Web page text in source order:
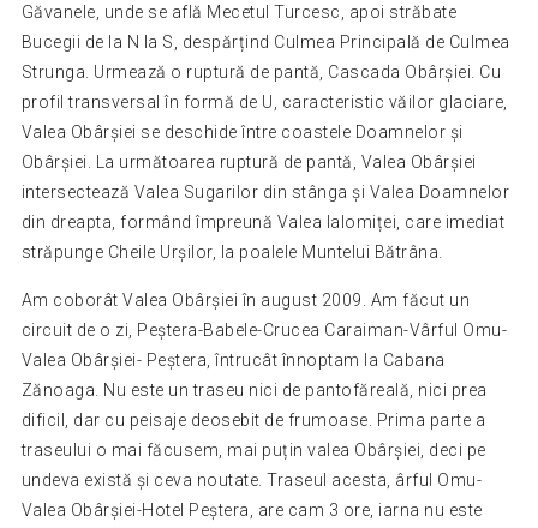
Găvanele, unde se află Mecetul Turcesc, apoi străbate
Bucegii de la N la S, despărțind Culmea Principală de Culmea
Strunga. Urmează o ruptură de pantă, Cascada Obârșiei. Cu
profil transversal în formă de U, caracteristic văilor glaciare,
Valea Obârșiei se deschide între coastele Doamnelor și
Obârșiei. La următoarea ruptură de pantă, Valea Obârșiei
intersectează Valea Sugarilor din stânga și Valea Doamnelor
din dreapta, formând împreună Valea Ialomiței, care imediat
străpunge Cheile Urșilor, la poalele Muntelui Bătrâna.
Am coborât Valea Obârșiei în august 2009. Am făcut un
circuit de o zi, Peștera-Babele-Crucea Caraiman-Vârful Omu-
Valea Obârșiei- Peștera, întrucât înnoptam la Cabana
Zănoaga. Nu este un traseu nici de pantofăreală, nici prea
dificil, dar cu peisaje deosebit de frumoase. Prima parte a
traseului o mai făcusem, mai puțin valea Obârșiei, deci pe
undeva există și ceva noutate. Traseul acesta, ârful Omu-
Valea Obârșiei-Hotel Peștera, are cam 3 ore, iarna nu este